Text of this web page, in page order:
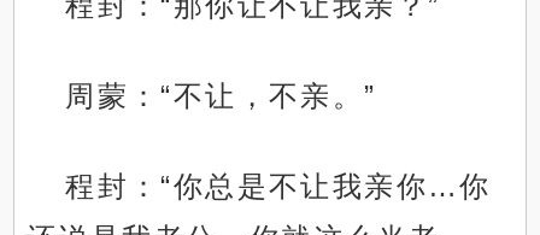
周蒙：“不让，不亲。”
程封：“你总是不让我亲你…你